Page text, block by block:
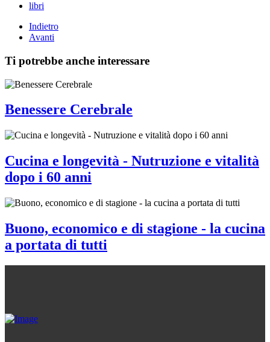
libri
Indietro
Avanti
Ti potrebbe anche interessare
Benessere Cerebrale
Cucina e longevità - Nutruzione e vitalità
dopo i 60 anni
Buono, economico e di stagione - la cucina
a portata di tutti